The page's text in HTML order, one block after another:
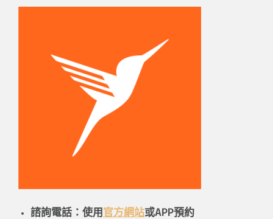
諮詢電話：使用 官方網站或APP預約